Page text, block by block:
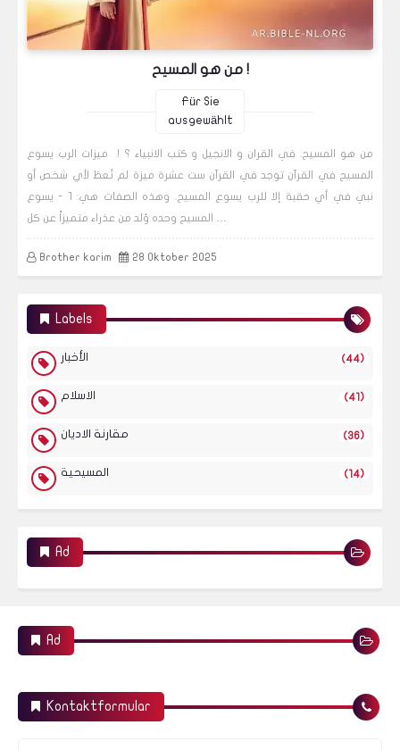
من هو المسيح !
Für Sie
ausgewählt
من هو المسيح. في القران و الانجيل و كتب الانبياء ؟ ! ميزات الرب يسوع
المسيح في القرآن توجد في القرآن ست عشرة ميزة لم تُعطَ لأي شخص أو
نبي في أي حقبة إلا للرب يسوع المسيح. وهذه الصفات هي: 1 - يسوع
Brother karim 28 Oktober 2025
Labels
الأخبار (44)
الاسلام (41)
مقارنة الاديان (36)
المسيحية (14)
Ad
Ad
Kontaktformular